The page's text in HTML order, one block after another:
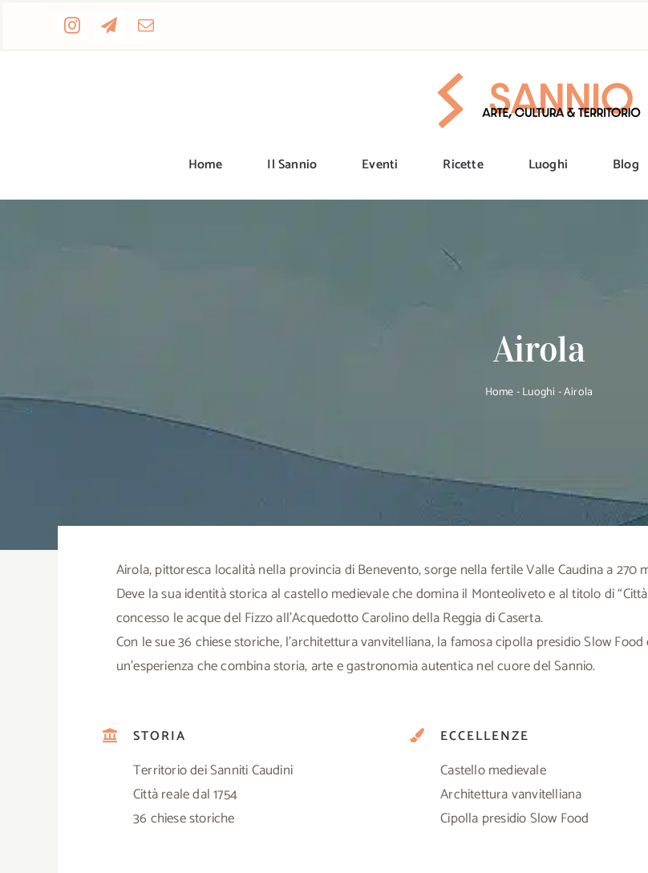
Home Il Sannio Eventi Ricette Luoghi Blog
Airola
Home-Luoghi -Airola
Airola, pittoresca località nella provincia di Benevento, sorge nella fertile Valle Caudina a 270
Deve la sua identità storica al castello medievale che domina il Monteoliveto e al titolo di
concesso le acque del Fizzo all’Acquedotto Carolino della Reggia di Caserta.
Con le sue 36 chiese storiche, l’architettura vanvitelliana, la famosa cipolla presidio Slow
un’esperienza che combina storia, arte e gastronomia autentica nel cuore del Sannio.
STORIA
Territorio dei Sanniti Caudini
Città reale dal 1754
36 chiese storiche
ECCELLENZE
Castello medievale
Architettura vanvitelliana
Cipolla presidio Slow Food